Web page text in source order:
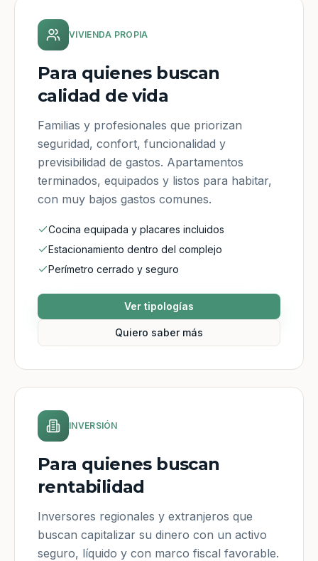
VIVIENDA PROPIA
Para quienes buscan
calidad de vida
Familias y profesionales que priorizan
seguridad, confort, funcionalidad y
previsibilidad de gastos. Apartamentos
terminados, equipados y listos para habitar,
con muy bajos gastos comunes.
Cocina equipada y placares incluidos
Estacionamiento dentro del complejo
Perímetro cerrado y seguro
Ver tipologías
Quiero saber más
INVERSIÓN
Para quienes buscan
rentabilidad
Inversores regionales y extranjeros que
buscan capitalizar su dinero con un activo
seguro, líquido y con marco fiscal favorable.